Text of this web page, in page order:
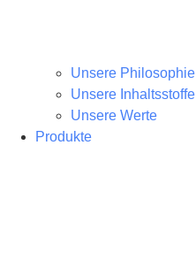
Unsere Philosophie
Unsere Inhaltsstoffe
Unsere Werte
Produkte